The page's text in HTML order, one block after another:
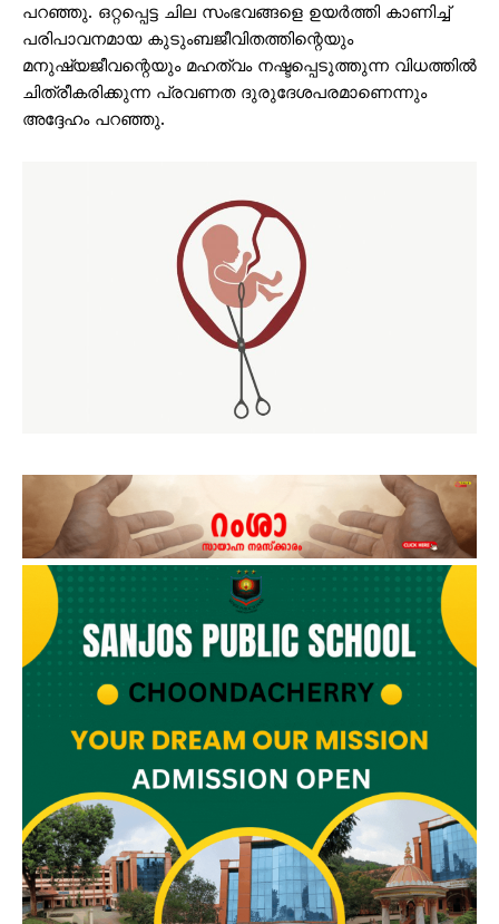
പറഞ്ഞു. ഒറ്റപ്പെട്ട ചില സംഭവങ്ങളെ ഉയര്‍ത്തി കാണിച്ച്
പരിപാവനമായ കുടുംബജീവിതത്തിന്റെയും
മനുഷ്യജീവന്റെയും മഹത്വം നഷ്ടപ്പെടുത്തുന്ന വിധത്തില്‍
ചിത്രീകരിക്കുന്ന പ്രവണത ദുരുദേശപരമാണെന്നും
അദ്ദേഹം പറഞ്ഞു.